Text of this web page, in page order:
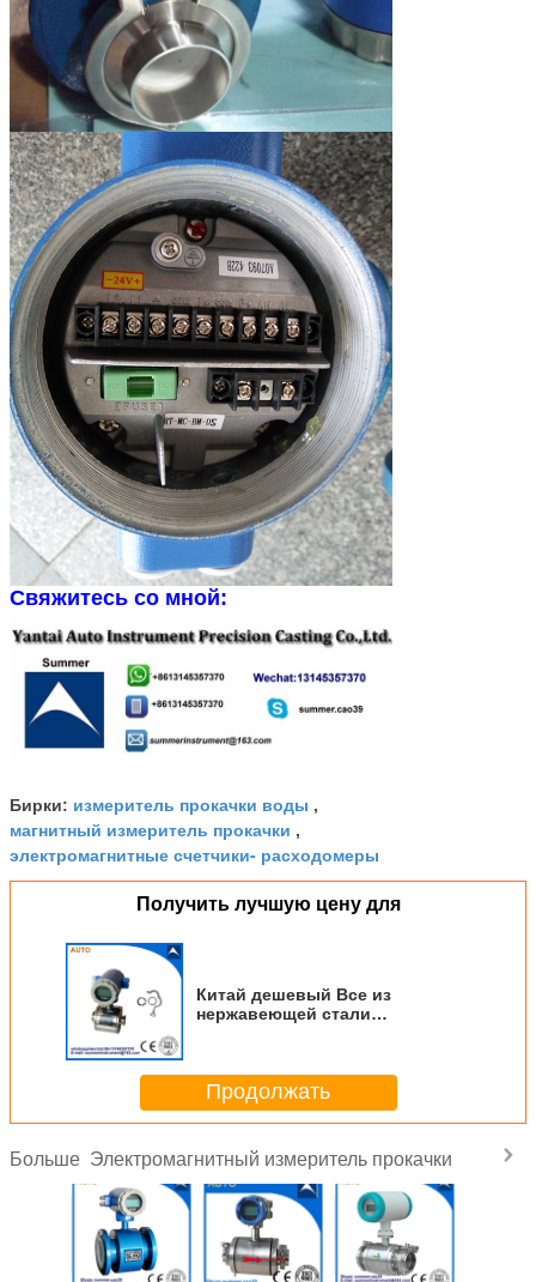
Свяжитесь со мной:
Бирки: измеритель прокачки воды ,
магнитный измеритель прокачки ,
электромагнитные счетчики- расходомеры
Получить лучшую цену для
Китай дешевый Все из
нержавеющей стали
потока воды
Продолжать
Больше Электромагнитный измеритель прокачки